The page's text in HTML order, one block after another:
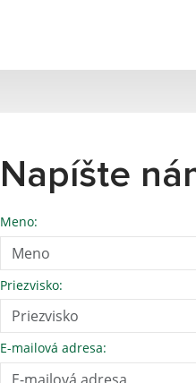
Napíšte
Meno:
Priezvisko:
E-mailová adresa: